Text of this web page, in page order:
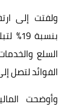
ولفتت إلى
الفوائد لتصل إلى 178.2 مليار
وأوضحت